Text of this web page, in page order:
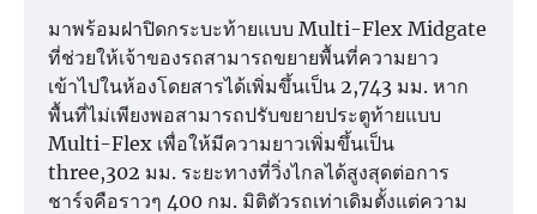
มาพร้อมฝาปิดกระบะท้ายแบบ Multi-Flex Midgate
ที่ช่วยให้เจ้าของรถสามารถขยายพื้นที่ความยาว
เข้าไปในห้องโดยสารได้เพิ่มขึ้นเป็น 2,743 มม. หาก
พื้นที่ไม่เพียงพอสามารถปรับขยายประตูท้ายแบบ
Multi-Flex เพื่อให้มีความยาวเพิ่มขึ้นเป็น
three,302 มม. ระยะทางที่วิ่งไกลได้สูงสุดต่อการ
ชาร์จคือราวๆ 400 กม. มิติตัวรถเท่าเดิมตั้งแต่ความ